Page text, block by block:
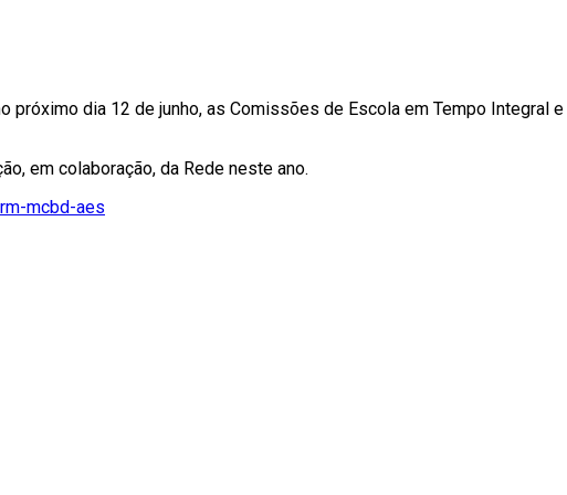
próximo dia 12 de junho, as Comissões de Escola em Tempo
em colaboração, da Rede neste ano.
mcbd-aes